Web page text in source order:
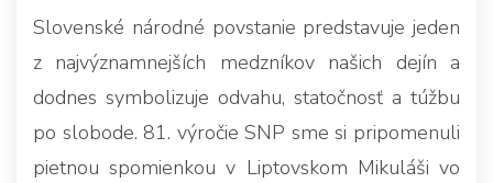
Slovenské národné povstanie predstavuje jeden
z najvýznamnejších medzníkov našich dejín a
dodnes symbolizuje odvahu, statočnosť a túžbu
po slobode. 81. výročie SNP sme si pripomenuli
pietnou spomienkou v Liptovskom Mikuláši vo